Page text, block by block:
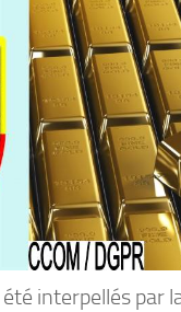
interpellés par